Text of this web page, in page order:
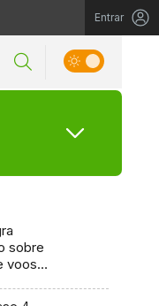
Entrar
sobre
voos